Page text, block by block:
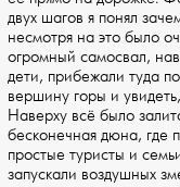
двух шагов я понял
несмотря на это было
огромный самосвал,
дети, прибежали туда
вершину горы и
Наверху всё было
бесконечная дюна, где
простые туристы и
запускали воздушных